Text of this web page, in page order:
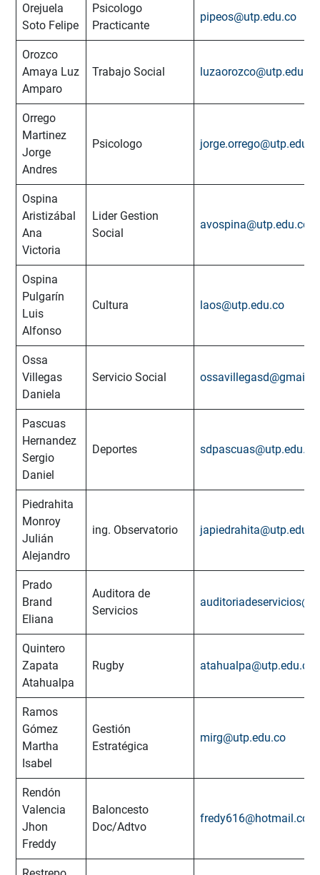
Orejuela
Soto Felipe
Psicologo
Practicante
pipeos@utp.edu.co
Orozco
Amaya Luz
Amparo
Trabajo Social luzaorozco@utp.edu.co
Orrego
Martinez
Jorge
Andres
Psicologo
Ospina
Aristizábal
Ana
Victoria
Lider Gestion
Social
avospina@utp.edu.co
Ospina
Pulgarín
Luis
Alfonso
Cultura laos@utp.edu.co
Ossa
Villegas
Daniela
Servicio Social
Pascuas
Hernandez
Sergio
Daniel
Deportes sdpascuas@utp.edu.co
Piedrahita
Monroy
Julián
Alejandro
ing. Observatorio
Prado
Brand
Eliana
Auditora de
Servicios
Quintero
Zapata
Atahualpa
Rugby atahualpa@utp.edu.co
Ramos
Gómez
Martha
Isabel
Gestión
Estratégica
mirg@utp.edu.co
Rendón
Valencia
Jhon
Freddy
Baloncesto
Doc/Adtvo
fredy616@hotmail.com